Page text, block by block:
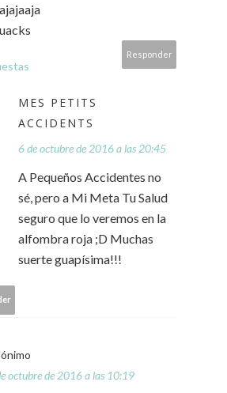
Responder
MES PETITS
ACCIDENTS
6 de octubre de 2016 a las 20:45
A Pequeños Accidentes no
sé, pero a Mi Meta Tu Salud
seguro que lo veremos en la
alfombra roja ;D Muchas
suerte guapísima!!!
octubre de 2016 a las 10:19